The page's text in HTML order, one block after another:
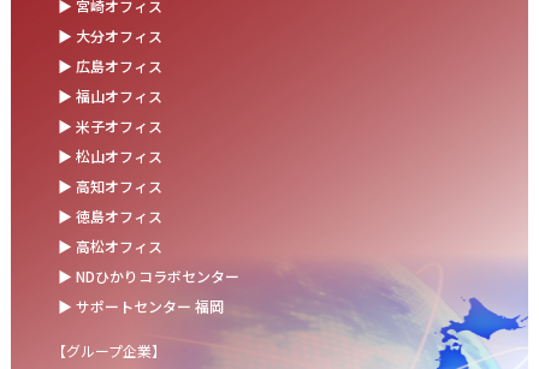
お盆の休業に伴うお知らせ
2025.07.11
事務部会＆懇親会を開催しました！
2025.06.27
＼新卒第9期生 辞令交付式を開催しました／
ウォーターサーバー設置完了！～健康経営の取組み～
▶ 宮崎オフィス
▶ 大分オフィス
▶ 広島オフィス
▶ 福山オフィス
▶ 米子オフィス
▶ 松山オフィス
▶ 高知オフィス
▶ 徳島オフィス
▶ 高松オフィス
▶ NDひかりコラボセンター
▶ サポートセンター 福岡
【グループ企業】